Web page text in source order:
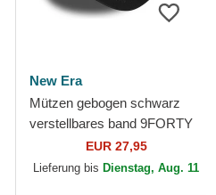
New Era
Mützen gebogen schwarz
verstellbares band 9FORTY
Floral Script der New York
Yankees MLB von New Era
EUR 27,95
Lieferung bis Dienstag, Aug. 11